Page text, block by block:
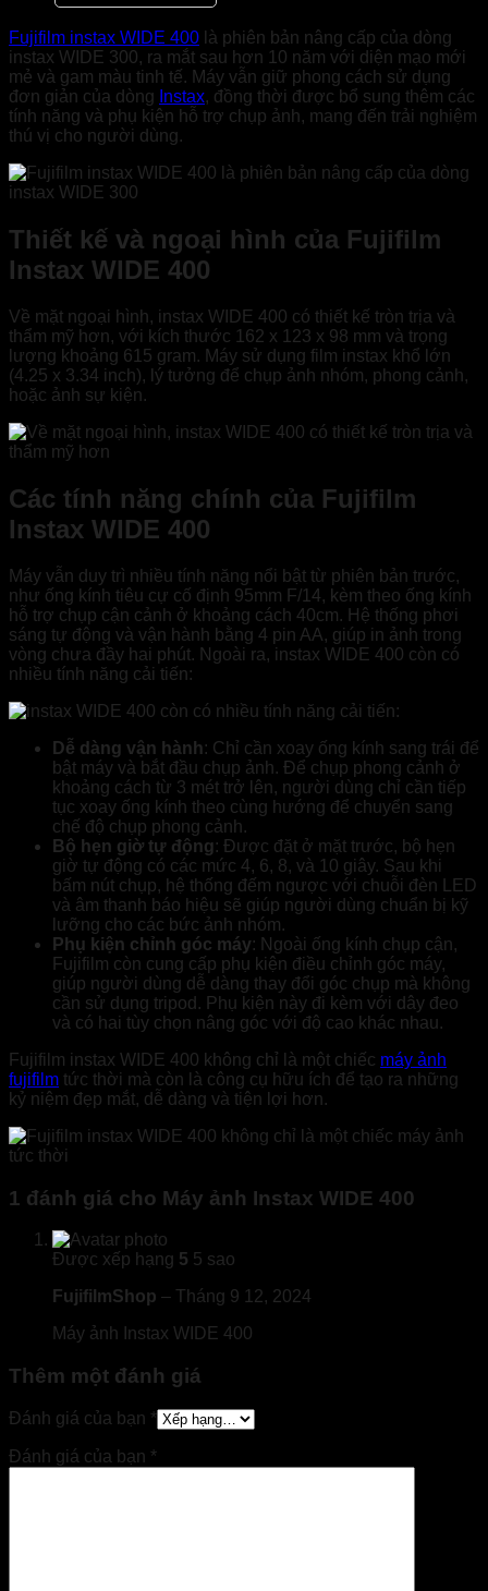
Fujifilm instax WIDE 400 là phiên bản nâng cấp của dòng
instax WIDE 300, ra mắt sau hơn 10 năm với diện mạo mới
mẻ và gam màu tinh tế. Máy vẫn giữ phong cách sử dụng
đơn giản của dòng Instax, đồng thời được bổ sung thêm các
tính năng và phụ kiện hỗ trợ chụp ảnh, mang đến trải nghiệm
thú vị cho người dùng.
Thiết kế và ngoại hình của Fujifilm
Instax WIDE 400
Về mặt ngoại hình, instax WIDE 400 có thiết kế tròn trịa và
thẩm mỹ hơn, với kích thước 162 x 123 x 98 mm và trọng
lượng khoảng 615 gram. Máy sử dụng film instax khổ lớn
(4.25 x 3.34 inch), lý tưởng để chụp ảnh nhóm, phong cảnh,
hoặc ảnh sự kiện.
Các tính năng chính của Fujifilm
Instax WIDE 400
Máy vẫn duy trì nhiều tính năng nổi bật từ phiên bản trước,
như ống kính tiêu cự cố định 95mm F/14, kèm theo ống kính
hỗ trợ chụp cận cảnh ở khoảng cách 40cm. Hệ thống phơi
sáng tự động và vận hành bằng 4 pin AA, giúp in ảnh trong
vòng chưa đầy hai phút. Ngoài ra, instax WIDE 400 còn có
nhiều tính năng cải tiến:
Dễ dàng vận hành: Chỉ cần xoay ống kính sang trái để
bật máy và bắt đầu chụp ảnh. Để chụp phong cảnh ở
khoảng cách từ 3 mét trở lên, người dùng chỉ cần tiếp
tục xoay ống kính theo cùng hướng để chuyển sang
chế độ chụp phong cảnh.
Bộ hẹn giờ tự động : Được đặt ở mặt trước, bộ hẹn
giờ tự động có các mức 4, 6, 8, và 10 giây. Sau khi
bấm nút chụp, hệ thống đếm ngược với chuỗi đèn LED
và âm thanh báo hiệu sẽ giúp người dùng chuẩn bị kỹ
lưỡng cho các bức ảnh nhóm.
Phụ kiện chỉnh góc máy: Ngoài ống kính chụp cận,
Fujifilm còn cung cấp phụ kiện điều chỉnh góc máy,
giúp người dùng dễ dàng thay đổi góc chụp mà không
cần sử dụng tripod. Phụ kiện này đi kèm với dây đeo
và có hai tùy chọn nâng góc với độ cao khác nhau.
Fujifilm instax WIDE 400 không chỉ là một chiếc máy ảnh
fujifilm tức thời mà còn là công cụ hữu ích để tạo ra những
kỷ niệm đẹp mắt, dễ dàng và tiện lợi hơn.
1 đánh giá cho Máy ảnh Instax WIDE 400
Được xếp hạng 5 5 sao
FujifilmShop – Tháng 9 12, 2024
Máy ảnh Instax WIDE 400
Thêm một đánh giá
Đánh giá của bạn *
Đánh giá của bạn *